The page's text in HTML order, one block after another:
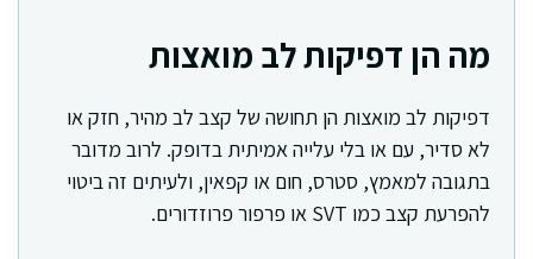
מה הן דפיקות לב מואצות
דפיקות לב מואצות הן תחושה של קצב לב מהיר, חזק או
לא סדיר, עם או בלי עלייה אמיתית בדופק. לרוב מדובר
בתגובה למאמץ, סטרס, חום או קפאין, ולעיתים זה ביטוי
להפרעת קצב כמו SVT או פרפור פרוזדורים.